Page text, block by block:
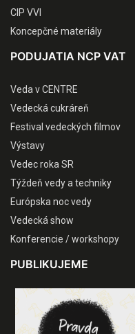
CIP VVI
Koncepčné materiály
PODUJATIA NCP VAT
Veda v CENTRE
Vedecká cukráreň
Festival vedeckých filmov
Výstavy
Vedec roka SR
Týždeň vedy a techniky
Európska noc vedy
Vedecká show
Konferencie / workshopy
PUBLIKUJEME